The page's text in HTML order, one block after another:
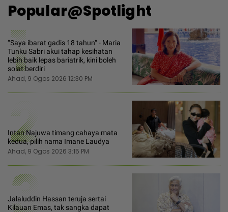
Popular@Spotlight
1
“Saya ibarat gadis 18 tahun“ - Maria
Tunku Sabri akui tahap kesihatan
lebih baik lepas bariatrik, kini boleh
solat berdiri
Ahad, 9 Ogos 2026 12:30 PM
2
Intan Najuwa timang cahaya mata
kedua, pilih nama Imane Laudya
Ahad, 9 Ogos 2026 3:15 PM
Jalaluddin Hassan teruja sertai
Kilauan Emas, tak sangka dapat